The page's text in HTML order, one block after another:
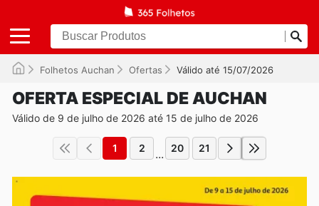
Folhetos Auchan Ofertas Válido até 15/07/2026
OFERTA ESPECIAL DE AUCHAN
Válido de 9 de julho de 2026 até 15 de julho de 2026
1 2 ... 20 21